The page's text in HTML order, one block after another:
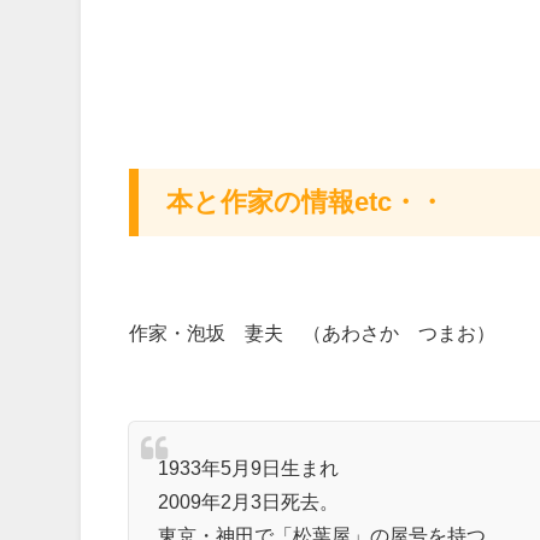
本と作家の情報etc・・
作家・泡坂 妻夫 （あわさか つまお）
1933年5月9日生まれ
2009年2月3日死去。
東京・神田で「松葉屋」の屋号を持つ